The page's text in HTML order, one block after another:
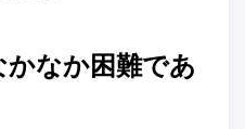
なか困難であ